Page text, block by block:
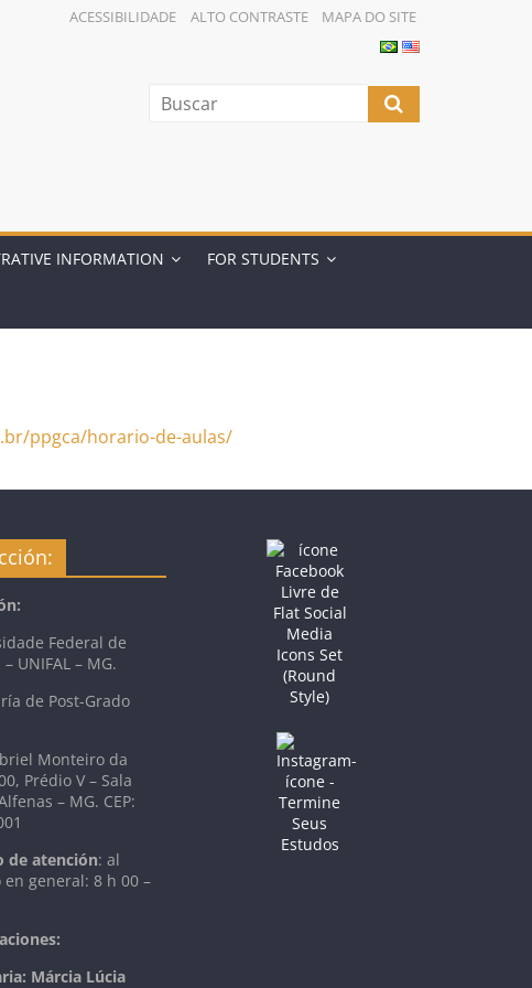
ACESSIBILIDADE ALTO CONTRASTE MAPA DO SITE
INFORMATION FOR STUDENTS
ppgca/horario-de-aulas/
Federal de
UNIFAL – MG.
de Post-Grado
Monteiro da
Prédio V – Sala
– MG. CEP:
de atención: al
general: 8 h 00 –
Márcia Lúcia